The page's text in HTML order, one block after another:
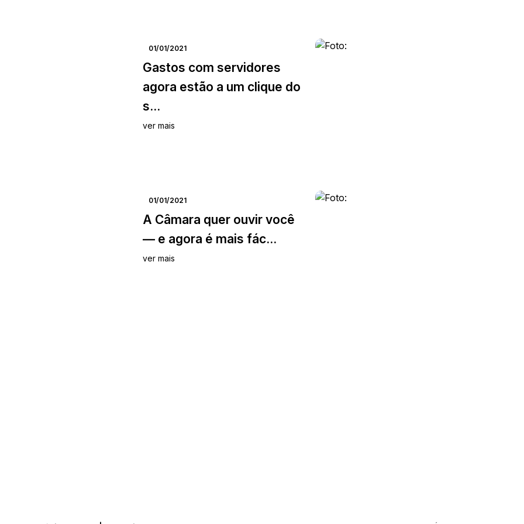
01/01/2021
Gastos com servidores
agora estão a um clique do
s...
ver mais
01/01/2021
A Câmara quer ouvir você
— e agora é mais fác...
ver mais